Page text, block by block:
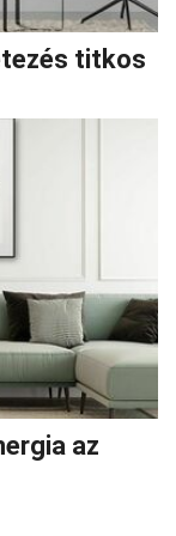
titkos
az